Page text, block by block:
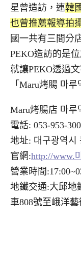
星曾造訪，連韓
也曾推薦報導拍
國一共有三間分
PEKO造訪的是
就讓PEKO透過
「Maru烤腸 마
Maru烤腸店 마
電話: 053-953-
地址: 대구광역시
官網:http://www.
營業時間
地鐵交通:大邱地
車808號至峨洋